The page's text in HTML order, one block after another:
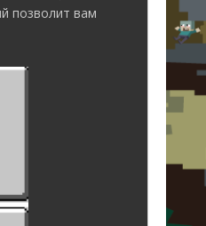
позволит вам